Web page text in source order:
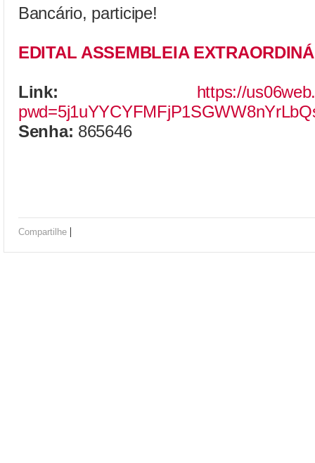
Bancário, participe!
EDITAL ASSEMBLEIA
Link:
https://
Senha: 865646
Compartilhe |